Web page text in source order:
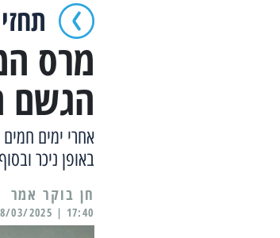
מרס
הגשם
אחרי ימים
באופן ניכר
17:40 | 18/03/2025